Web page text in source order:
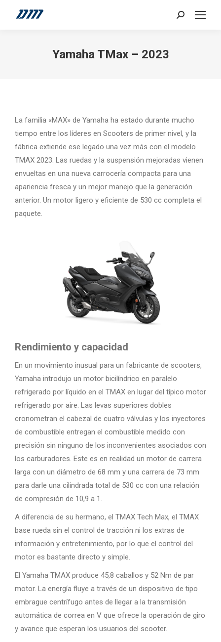
Search:
Yamaha TMax – 2023
La familia «MAX» de Yamaha ha estado durante mucho
tiempo entre los líderes en Scooters de primer nivel, y la
fábrica extiende ese legado una vez más con el modelo
TMAX 2023. Las ruedas y la suspensión mejoradas vienen
envueltas en una nueva carrocería compacta para una
apariencia fresca y un mejor manejo que la generación
anterior. Un motor ligero y eficiente de 530 cc completa el
paquete.
Rendimiento y capacidad
En un movimiento inusual para un fabricante de scooters,
Yamaha introdujo un motor bicilíndrico en paralelo
refrigerado por líquido en el TMAX en lugar del típico motor
refrigerado por aire. Las levas superiores dobles
cronometran el cabezal de cuatro válvulas y los inyectores
de combustible entregan el combustible medido con
precisión sin ninguno de los inconvenientes asociados con
los carburadores. Este es en realidad un motor de carrera
larga con un diámetro de 68 mm y una carrera de 73 mm
para darle una cilindrada total de 530 cc con una relación
de compresión de 10,9 a 1.
A diferencia de su hermano, el TMAX Tech Max, el TMAX
base rueda sin el control de tracción ni los extras de
información y entretenimiento, por lo que el control del
motor es bastante directo y simple.
El Yamaha TMAX produce 45,8 caballos y 52 Nm de par
motor. La energía fluye a través de un dispositivo de tipo
embrague centrífugo antes de llegar a la transmisión
automática de correa en V que ofrece la operación de giro
y avance que esperan los usuarios del scooter.